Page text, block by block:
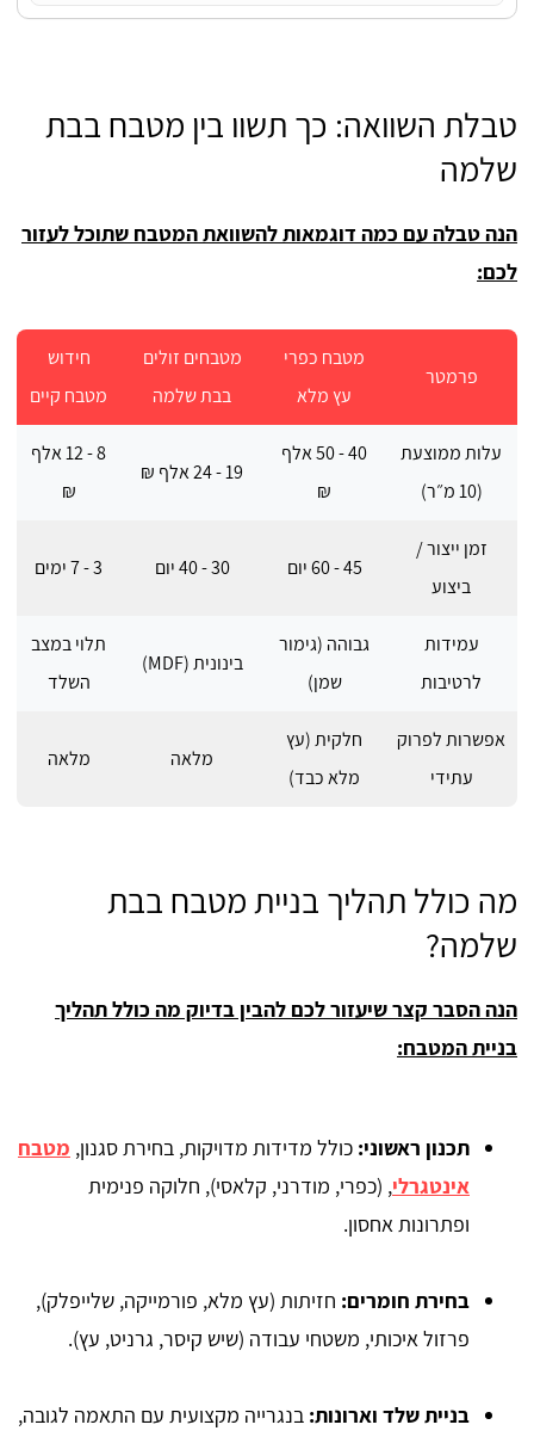
טבלת השוואה: כך תשוו בין מטבח בבת
שלמה
הנה טבלה עם כמה דוגמאות להשוואת המטבח שתוכל לעזור
לכם:
פרמטר
מטבח כפרי
עץ מלא
מטבחים זולים
בבת שלמה
חידוש
מטבח קיים
עלות ממוצעת
(10 מ״ר)
40 - 50 אלף
₪
19 - 24 אלף ₪
8 - 12 אלף
₪
זמן ייצור /
ביצוע
45 - 60 יום 30 - 40 יום 3 - 7 ימים
עמידות
לרטיבות
גבוהה (גימור
שמן)
בינונית (MDF)
תלוי במצב
השלד
אפשרות לפרוק
עתידי
חלקית (עץ
מלא כבד)
מלאה מלאה
מה כולל תהליך בניית מטבח בבת
שלמה?
הנה הסבר קצר שיעזור לכם להבין בדיוק מה כולל תהליך
בניית המטבח:
תכנון ראשוני: כולל מדידות מדויקות, בחירת סגנון, מטבח
אינטגרלי, (כפרי, מודרני, קלאסי), חלוקה פנימית
ופתרונות אחסון.
בחירת חומרים: חזיתות (עץ מלא, פורמייקה, שלייפלק),
פרזול איכותי, משטחי עבודה (שיש קיסר, גרניט, עץ).
בניית שלד וארונות: בנגרייה מקצועית עם התאמה לגובה,